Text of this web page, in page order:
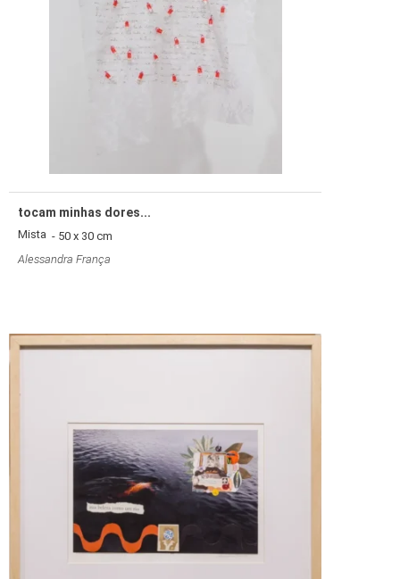
tocam minhas dores...
Mista - 50 x 30 cm
Alessandra França